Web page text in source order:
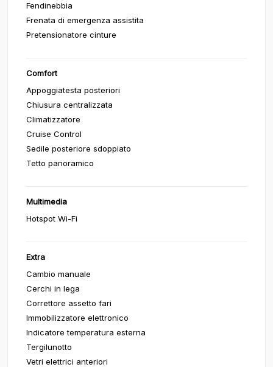
Fendinebbia
Frenata di emergenza assistita
Pretensionatore cinture
Comfort
Appoggiatesta posteriori
Chiusura centralizzata
Climatizzatore
Cruise Control
Sedile posteriore sdoppiato
Tetto panoramico
Multimedia
Hotspot Wi-Fi
Extra
Cambio manuale
Cerchi in lega
Correttore assetto fari
Immobilizzatore elettronico
Indicatore temperatura esterna
Tergilunotto
Vetri elettrici anteriori